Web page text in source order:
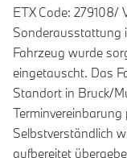
ETX Code: 279108/
Sonderausstattung
Fahrzeug wurde
eingetauscht. Das
Standort in Bruck/
Selbstverständlich
aufbereitet